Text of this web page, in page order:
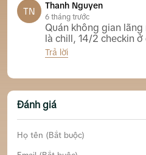
TN
Thanh Nguyen
6 tháng trước
Quán không gian
là chill, 14/2 checkin
Trả lời
Đánh giá